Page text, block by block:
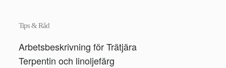
Tips & Råd
Arbetsbeskrivning för Trätjära
Terpentin och linoljefärg